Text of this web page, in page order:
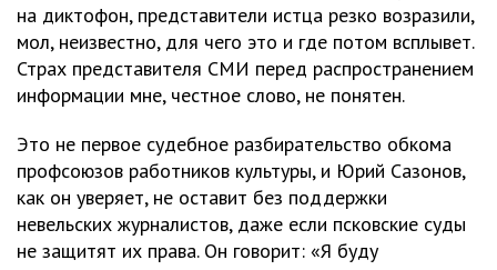
на диктофон, представители истца резко возразили,
мол, неизвестно, для чего это и где потом всплывет.
Страх представителя СМИ перед распространением
информации мне, честное слово, не понятен.
Это не первое судебное разбирательство обкома
профсоюзов работников культуры, и Юрий Сазонов,
как он уверяет, не оставит без поддержки
невельских журналистов, даже если псковские суды
не защитят их права. Он говорит: «Я буду